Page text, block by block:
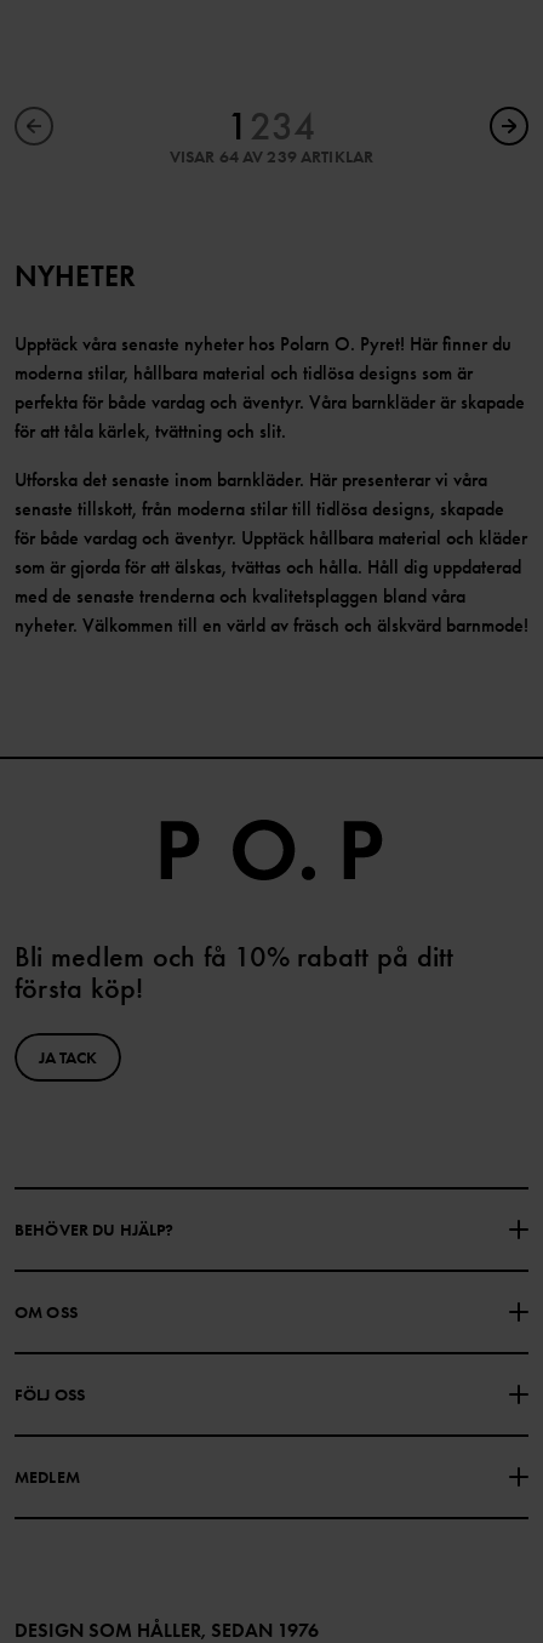
1 234
VISAR 64 AV 239 ARTIKLAR
NYHETER
Upptäck våra senaste nyheter hos Polarn O. Pyret! Här finner du
moderna stilar, hållbara material och tidlösa designs som är
perfekta för både vardag och äventyr. Våra barnkläder är skapade
för att tåla kärlek, tvättning och slit.
Utforska det senaste inom barnkläder. Här presenterar vi våra
senaste tillskott, från moderna stilar till tidlösa designs, skapade
för både vardag och äventyr. Upptäck hållbara material och kläder
som är gjorda för att älskas, tvättas och hålla. Håll dig uppdaterad
med de senaste trenderna och kvalitetsplaggen bland våra
nyheter. Välkommen till en värld av fräsch och älskvärd barnmode!
Bli medlem och få 10% rabatt på ditt
första köp!
JA TACK
BEHÖVER DU HJÄLP?
PRESENTKORTSALDO KÖPVILLKOR
INTEGRITETSPOLICY
OM OSS
FÖLJ OSS
MEDLEM
Bli medlem
DESIGN SOM HÅLLER, SEDAN 1976